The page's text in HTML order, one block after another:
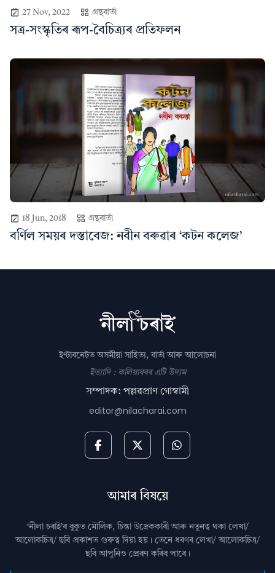
27 Nov, 2022 গ্ৰন্থবাৰ্তা
সত্ৰ-সংস্কৃতিৰ ৰূপ-বৈচিত্ৰ্যৰ প্ৰতিফলন
18 Jun, 2018 গ্ৰন্থবাৰ্তা
বৰ্ণিল সময়ৰ দস্তাবেজ: নবীন বৰুৱাৰ ‘কটন কলেজ’
ইণ্টাৰনেটত অসমীয়া সাহিত্য, বাৰ্তা আৰু আলোচনা
ইত্যাদি : কলিয়াবৰৰ এটি উদ্যম
সম্পাদক: পল্লৱপ্ৰাণ গোস্বামী
editor@nilacharai.com
আমাৰ বিষয়ে
‘নীলা চৰাই’ৰ বুকুত মৌলিক, চিন্তা উদ্রেককাৰী আৰু নতুনত্ব থকা লেখা/
আলোকচিত্ৰ/ ছবি প্রকাশত গুৰুত্ব দিয়া হয়। তেনে ধৰণৰ লেখা/ আলোকচিত্ৰ/
ছবি আপুনিও প্রেৰণ কৰিব পাৰে।